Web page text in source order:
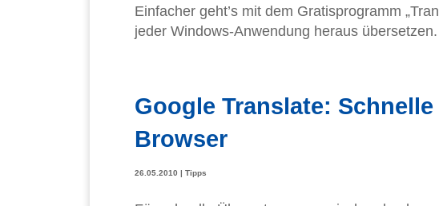
Einfacher geht’s mit dem Gratisprogramm
jeder Windows-Anwendung heraus übersetzen.
Google Translate:
Browser
26.05.2010 | Tipps